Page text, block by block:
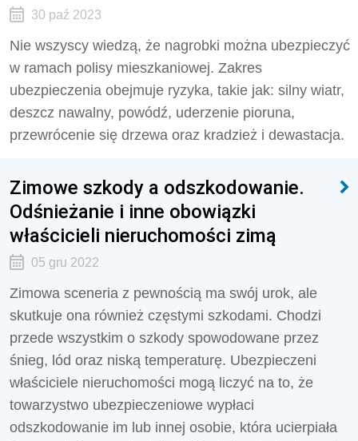
30 paź 2023
Nie wszyscy wiedzą, że nagrobki można ubezpieczyć
w ramach polisy mieszkaniowej. Zakres
ubezpieczenia obejmuje ryzyka, takie jak: silny wiatr,
deszcz nawalny, powódź, uderzenie pioruna,
przewrócenie się drzewa oraz kradzież i dewastacja.
Zimowe szkody a odszkodowanie.
Odśnieżanie i inne obowiązki
właścicieli nieruchomości zimą
05 gru 2022
Zimowa sceneria z pewnością ma swój urok, ale
skutkuje ona również częstymi szkodami. Chodzi
przede wszystkim o szkody spowodowane przez
śnieg, lód oraz niską temperaturę. Ubezpieczeni
właściciele nieruchomości mogą liczyć na to, że
towarzystwo ubezpieczeniowe wypłaci
odszkodowanie im lub innej osobie, która ucierpiała